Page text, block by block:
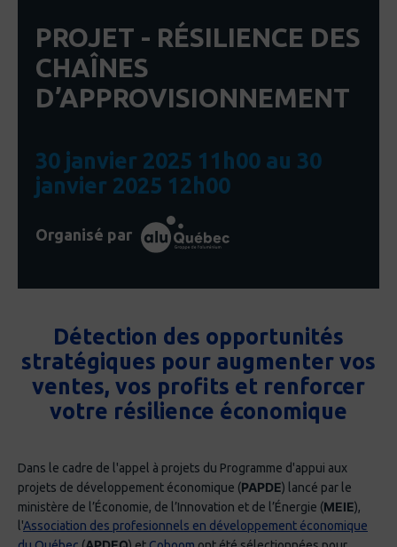
PROJET - RÉSILIENCE DES
CHAÎNES
D’APPROVISIONNEMENT
30 janvier 2025 11h00 au 30
janvier 2025 12h00
Organisé par
Détection des opportunités
stratégiques pour augmenter vos
ventes, vos profits et renforcer
votre résilience économique
Dans le cadre de l'appel à projets du Programme d'appui aux
projets de développement économique (PAPDE) lancé par le
ministère de l’Économie, de l’Innovation et de l’Énergie (MEIE),
l'Association des profesionnels en développement économique